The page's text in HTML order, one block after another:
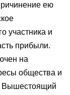
ею
участника и
прибыли.
на
общества и
Вышестоящий